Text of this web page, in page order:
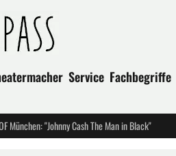
Service Fachbegriffe
München: "Johnny Cash The Man in Black"